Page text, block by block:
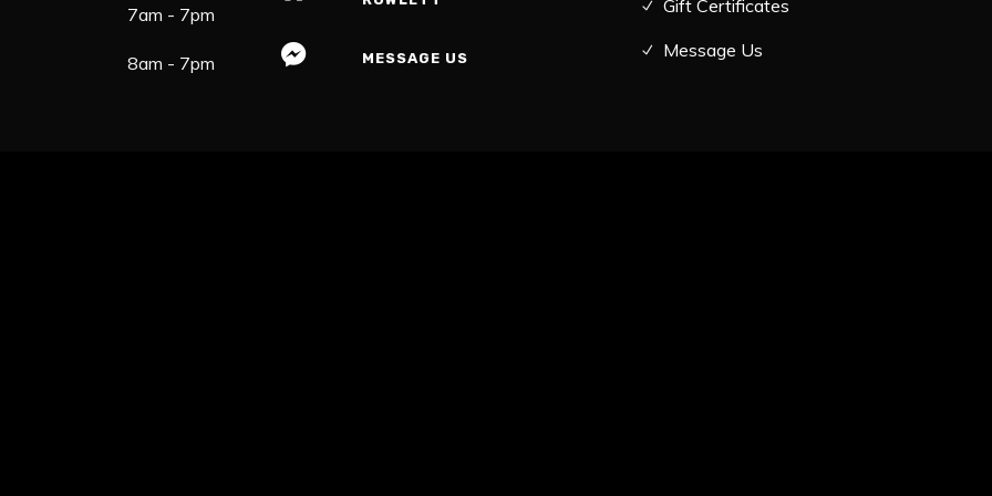
7am - 7pm
8am - 7pm MESSAGE US
Gift Certificates
Message Us